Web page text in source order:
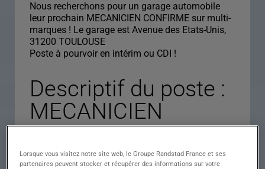
Nous recherchons pour un garage automobile
leur prochain MECANICIEN CONFIRME sur multi-
marques ! Le garage est Avenue des Etats-Unis,
31200 TOULOUSE
Poste à pourvoir en intérim ou CDI !
Descriptif du poste :
MECANICIEN
CONFIRME H/F
Lorsque vous visitez notre site web, le Groupe Randstad France et ses
partenaires peuvent stocker et récupérer des informations sur votre